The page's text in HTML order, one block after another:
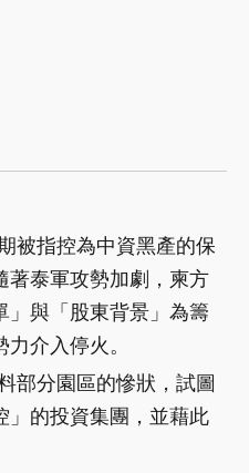
被指控為中資黑產的保
著泰軍攻勢加劇，柬方
」與「股東背景」為籌
介入停火。
部分園區的慘狀，試圖
」的投資集團，並藉此